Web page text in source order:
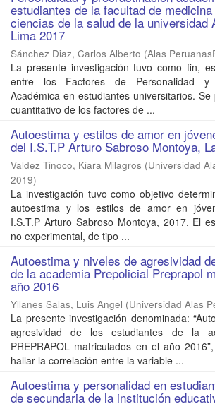
estudiantes de la facultad de
ciencias de la salud de la universidad
Lima 2017
Sánchez Diaz, Carlos Alberto (Alas
La presente investigación tuvo como fin,
entre los Factores de Personalidad y
Académica en estudiantes universitarios.
cuantitativo de los factores de ...
Autoestima y estilos de amor en
del I.S.T.P Arturo Sabroso Montoya,
Valdez Tinoco, Kiara Milagros (Universidad
2019)
La investigación tuvo como objetivo
autoestima y los estilos de amor en
I.S.T.P Arturo Sabroso Montoya, 2017. El
no experimental, de tipo ...
Autoestima y niveles de agresividad
de la academia Prepolicial Preprapol
año 2016
Yllanes Salas, Luis Angel (Universidad Alas
La presente investigación denominada:
agresividad de los estudiantes de la
PREPRAPOL matriculados en el año
hallar la correlación entre la variable ...
Autoestima y personalidad en
de secundaria de la institución